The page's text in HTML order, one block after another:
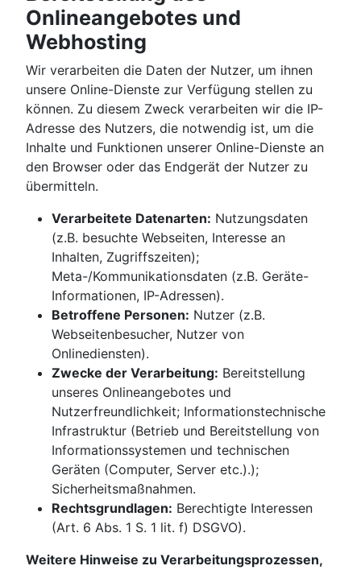
Onlineangebotes und
Webhosting
Wir verarbeiten die Daten der Nutzer, um ihnen
unsere Online-Dienste zur Verfügung stellen zu
können. Zu diesem Zweck verarbeiten wir die IP-
Adresse des Nutzers, die notwendig ist, um die
Inhalte und Funktionen unserer Online-Dienste an
den Browser oder das Endgerät der Nutzer zu
übermitteln.
Verarbeitete Datenarten: Nutzungsdaten
(z.B. besuchte Webseiten, Interesse an
Inhalten, Zugriffszeiten);
Meta-/Kommunikationsdaten (z.B. Geräte-
Informationen, IP-Adressen).
Betroffene Personen: Nutzer (z.B.
Webseitenbesucher, Nutzer von
Onlinediensten).
Zwecke der Verarbeitung: Bereitstellung
unseres Onlineangebotes und
Nutzerfreundlichkeit; Informationstechnische
Infrastruktur (Betrieb und Bereitstellung von
Informationssystemen und technischen
Geräten (Computer, Server etc.).);
Sicherheitsmaßnahmen.
Rechtsgrundlagen: Berechtigte Interessen
(Art. 6 Abs. 1 S. 1 lit. f) DSGVO).
Weitere Hinweise zu Verarbeitungsprozessen,